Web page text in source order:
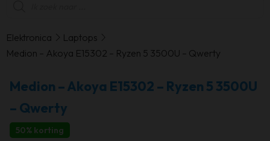
Elektronica
Laptops
Medion – Akoya E15302 – Ryzen 5 3500U – Qwerty
Medion – Akoya E15302 – Ryzen 5 3500U
– Qwerty
50% korting